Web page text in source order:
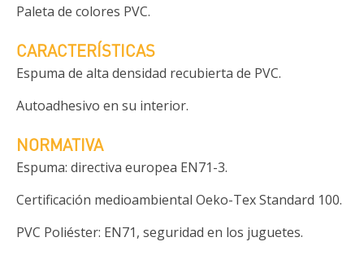
Paleta de colores PVC.
CARACTERÍSTICAS
Espuma de alta densidad recubierta de PVC.
Autoadhesivo en su interior.
NORMATIVA
Espuma: directiva europea EN71-3.
Certificación medioambiental Oeko-Tex Standard 100.
PVC Poliéster: EN71, seguridad en los juguetes.